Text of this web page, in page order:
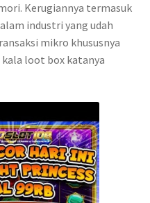
Kerugiannya termasuk
industri yang udah
mikro khususnya
loot box katanya